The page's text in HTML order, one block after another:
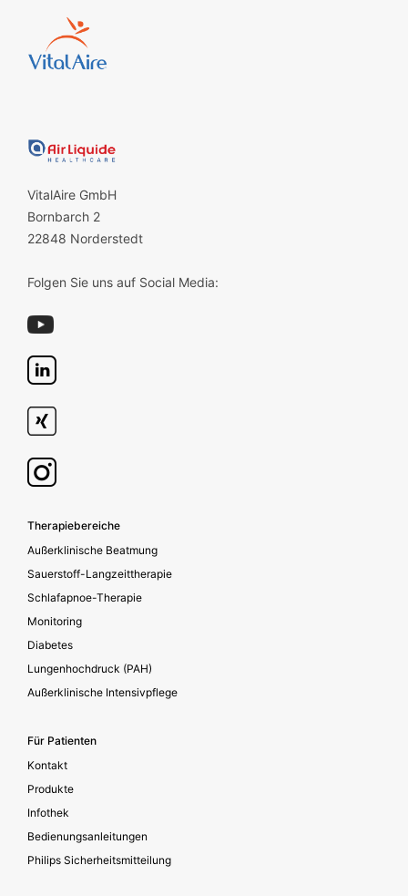
VitalAire GmbH
Bornbarch 2
22848 Norderstedt
Folgen Sie uns auf Social Media:
Footer secondary
Therapiebereiche
Außerklinische Beatmung
Sauerstoff-Langzeittherapie
Schlafapnoe-Therapie
Monitoring
Diabetes
Lungenhochdruck (PAH)
Außerklinische Intensivpflege
Für Patienten
Kontakt
Produkte
Infothek
Bedienungsanleitungen
Philips Sicherheitsmitteilung